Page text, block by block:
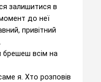
залишитися в
до неї
привітний
брешеш всім на
я. Хто розповів